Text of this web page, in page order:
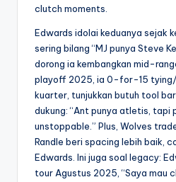
clutch moments.
Edwards idolai keduanya sejak
sering bilang “MJ punya Steve
dorong ia kembangkan mid-
playoff 2025, ia 0-for-15
kuarter, tunjukkan butuh tool
dukung: “Ant punya atletis, tapi
unstoppable.” Plus, Wolves
Randle beri spacing lebih baik,
Edwards. Ini juga soal legacy:
tour Agustus 2025, “Saya mau